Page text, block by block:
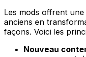
Les mods offrent
anciens en
façons. Voici les
Nouveau